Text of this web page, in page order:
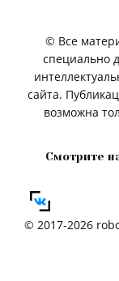
© Все
специально
сайта.
возможна
Смотрите
© 2017-2026